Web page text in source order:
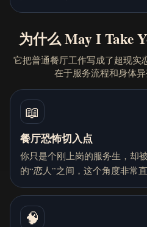
为什么 May I Take
它把普通餐厅工作写成了超现实
在于服务流程和身体异
📖
餐厅恐怖切入点
你只是个刚上岗的服务生，却
的“恋人”之间，这个角度非常直
🧠